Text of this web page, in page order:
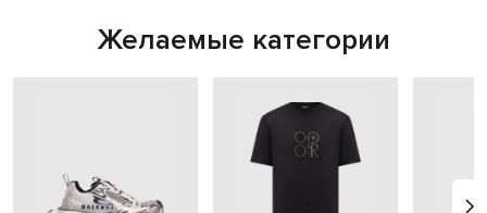
Желаемые категории